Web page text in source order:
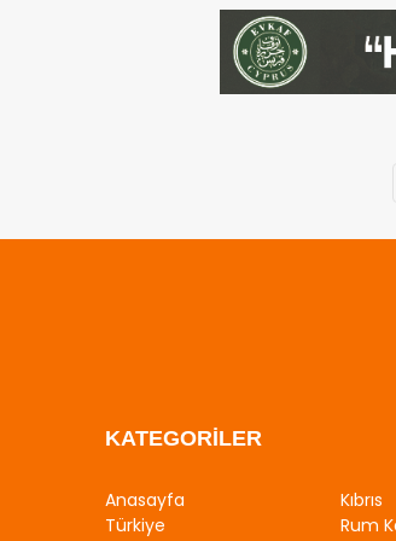
KATEGORİLER
Anasayfa
Kıbrıs
Türkiye
Rum